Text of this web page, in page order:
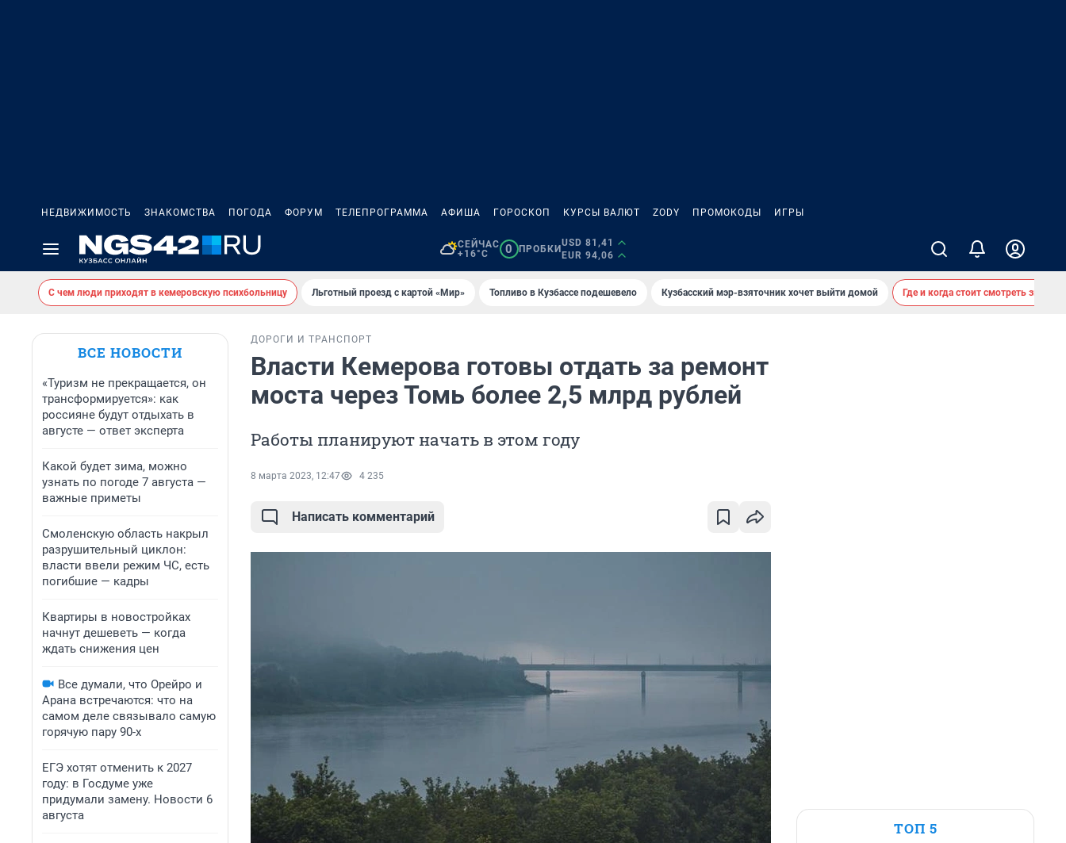
НЕДВИЖИМОСТЬ ЗНАКОМСТВА ПОГОДА ФОРУМ ТЕЛЕПРОГРАММА АФИША ГОРОСКОП КУРСЫ ВАЛЮТ ZODY ПРОМОКОДЫ ИГРЫ
СЕЙЧАС
+16°C
0 ПРОБКИ
USD 81,41
EUR 94,06
С чем люди приходят в кемеровскую психбольницу Льготный проезд с картой «Мир» Топливо в Кузбассе подешевело Кузбасский мэр-взяточник хочет выйти домой Где и когда стоит смотреть
ВСЕ НОВОСТИ
«Туризм не прекращается, он
трансформируется»: как
россияне будут отдыхать в
августе — ответ эксперта
Какой будет зима, можно
узнать по погоде 7 августа —
важные приметы
Смоленскую область накрыл
разрушительный циклон:
власти ввели режим ЧС, есть
погибшие — кадры
Квартиры в новостройках
начнут дешеветь — когда
ждать снижения цен
Все думали, что Орейро и
Арана встречаются: что на
самом деле связывало самую
горячую пару 90-х
ЕГЭ хотят отменить к 2027
году: в Госдуме уже
придумали замену. Новости 6
августа
ДОРОГИ И ТРАНСПОРТ
Власти Кемерова готовы отдать за ремонт
моста через Томь более 2,5 млрд рублей
Работы планируют начать в этом году
8 марта 2023, 12:47 4 235
Написать комментарий
ТОП 5